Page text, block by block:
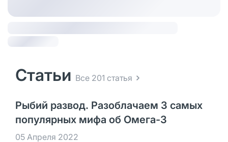
Статьи Все 201 статья
Рыбий развод. Разоблачаем 3 самых
популярных мифа об Омега-3
05 Апреля 2022